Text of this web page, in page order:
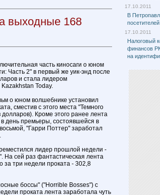
выходные 168
часть киносаги о юном
Часть 2" в первый же уик-энд после
и стала лидером
Today.
о юном волшебнике установил
сместив с этого места "Темного
Кроме этого ранее лента
день премьеры, состоявшейся в
"Гарри Поттер" заработал
лидер прошлой недели -
сей раз фантастическая лента
за три недели проката - 302,8
боссы" ("Horrible Bosses") с
проката лента заработала чуть
17.10.2011
В
17.10.2011
Налоговый
финансов
на